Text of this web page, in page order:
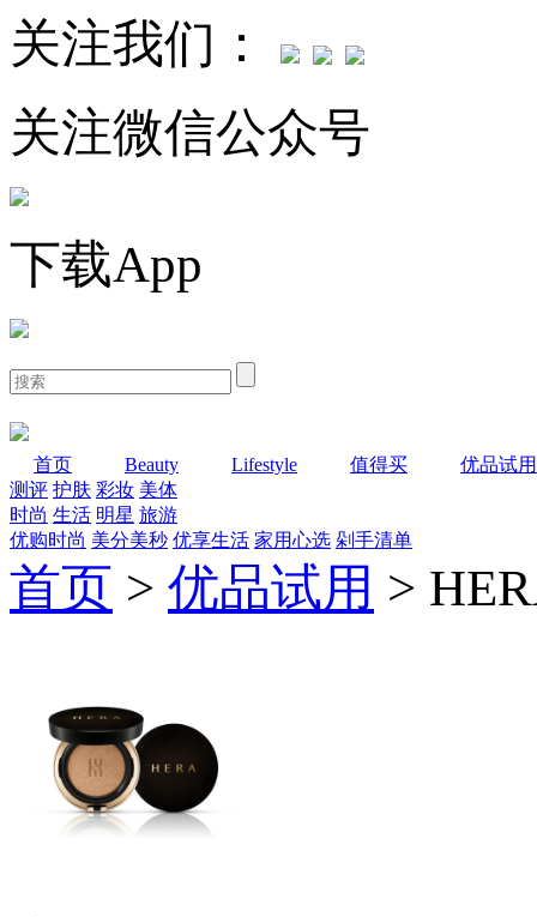
关注我们：
关注微信公众号
下载App
首页 Beauty Lifestyle 值得买
优品试用
测评 护肤 彩妆 美体
时尚 生活 明星 旅游
优购时尚 美分美秒 优享生活 家用心选 剁手清单
首页 > 优品试用 >